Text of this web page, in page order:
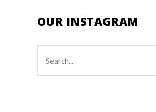
OUR INSTAGRAM